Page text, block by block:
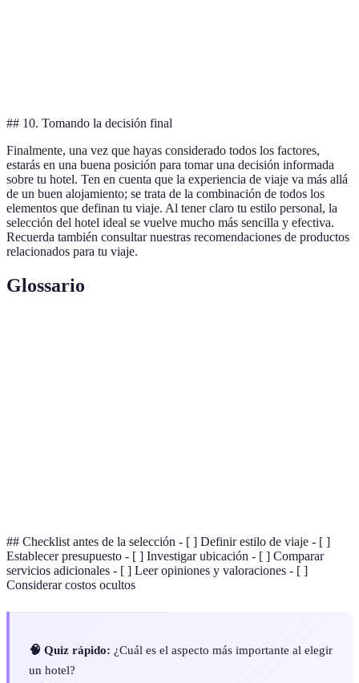
## 10. Tomando la decisión final
Finalmente, una vez que hayas considerado todos los factores,
estarás en una buena posición para tomar una decisión informada
sobre tu hotel. Ten en cuenta que la experiencia de viaje va más allá
de un buen alojamiento; se trata de la combinación de todos los
elementos que definan tu viaje. Al tener claro tu estilo personal, la
selección del hotel ideal se vuelve mucho más sencilla y efectiva.
Recuerda también consultar nuestras recomendaciones de productos
relacionados para tu viaje.
Glossario
## Checklist antes de la selección - [ ] Definir estilo de viaje - [ ]
Establecer presupuesto - [ ] Investigar ubicación - [ ] Comparar
servicios adicionales - [ ] Leer opiniones y valoraciones - [ ]
Considerar costos ocultos
🧠 Quiz rápido: ¿Cuál es el aspecto más importante al elegir
un hotel?